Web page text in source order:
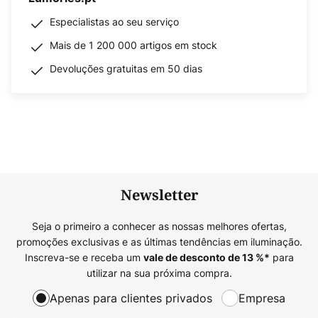
Especialistas ao seu serviço
Mais de 1 200 000 artigos em stock
Devoluções gratuitas em 50 dias
Newsletter
Seja o primeiro a conhecer as nossas melhores ofertas,
promoções exclusivas e as últimas tendências em iluminação.
Inscreva-se e receba um vale de desconto de13%* para
utilizar na sua próxima compra.
Apenas para clientes privados Empresa